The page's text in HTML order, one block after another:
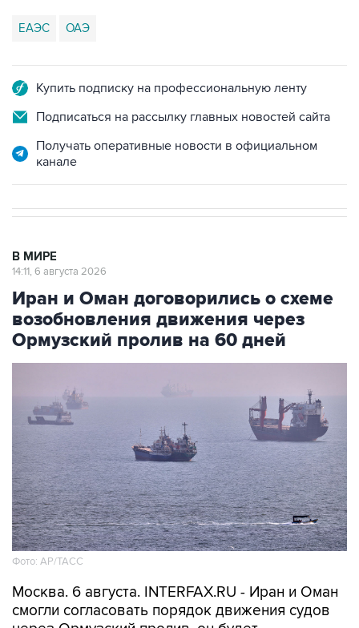
ЕАЭС ОАЭ
Купить подписку на профессиональную ленту
Подписаться на рассылку главных новостей сайта
Получать оперативные новости в официальном
канале
В МИРЕ
14:11, 6 августа 2026
Иран и Оман договорились о схеме
возобновления движения через
Ормузский пролив на 60 дней
Фото: AP/ТАСС
Москва. 6 августа. INTERFAX.RU - Иран и Оман
смогли согласовать порядок движения судов